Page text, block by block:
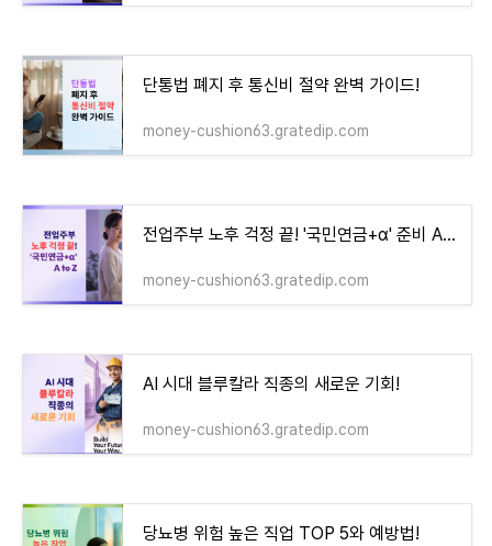
단통법 폐지 후 통신비 절약 완벽 가이드!
money-cushion63.gratedip.com
전업주부 노후 걱정 끝! '국민연금+α' 준비 A to Z
money-cushion63.gratedip.com
AI 시대 블루칼라 직종의 새로운 기회!
money-cushion63.gratedip.com
당뇨병 위험 높은 직업 TOP 5와 예방법!